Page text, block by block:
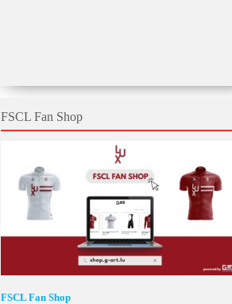
FSCL Fan Shop
FSCL Fan Shop